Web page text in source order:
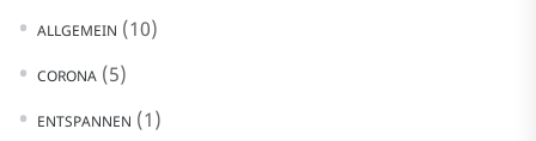
ALLGEMEIN (10)
CORONA (5)
ENTSPANNEN (1)